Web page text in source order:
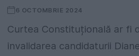
6 OCTOMBRIE 2024
Curtea Constituțională ar fi
invalidarea candidaturii